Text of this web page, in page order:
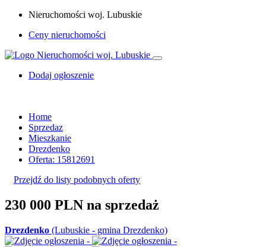
Nieruchomości woj. Lubuskie
Ceny nieruchomości
Dodaj ogłoszenie
Home
Sprzedaz
Mieszkanie
Drezdenko
Oferta: 15812691
Przejdź do listy podobnych oferty
230 000 PLN na sprzedaż
Drezdenko (Lubuskie - gmina Drezdenko)